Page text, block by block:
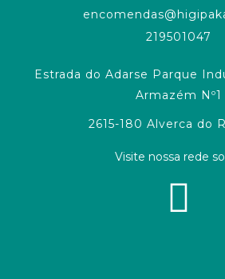
219501047
Estrada do Adarse Parque
Armazém Nº1
2615-180 Alverca do
Visite nossa rede